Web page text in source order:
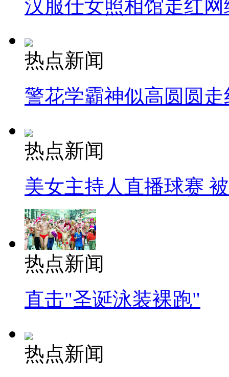
汉服仕女照相馆走红网
热点新闻
警花学霸神似高圆圆走
热点新闻
美女主持人直播球赛
热点新闻
直击"圣诞泳装裸跑"
热点新闻